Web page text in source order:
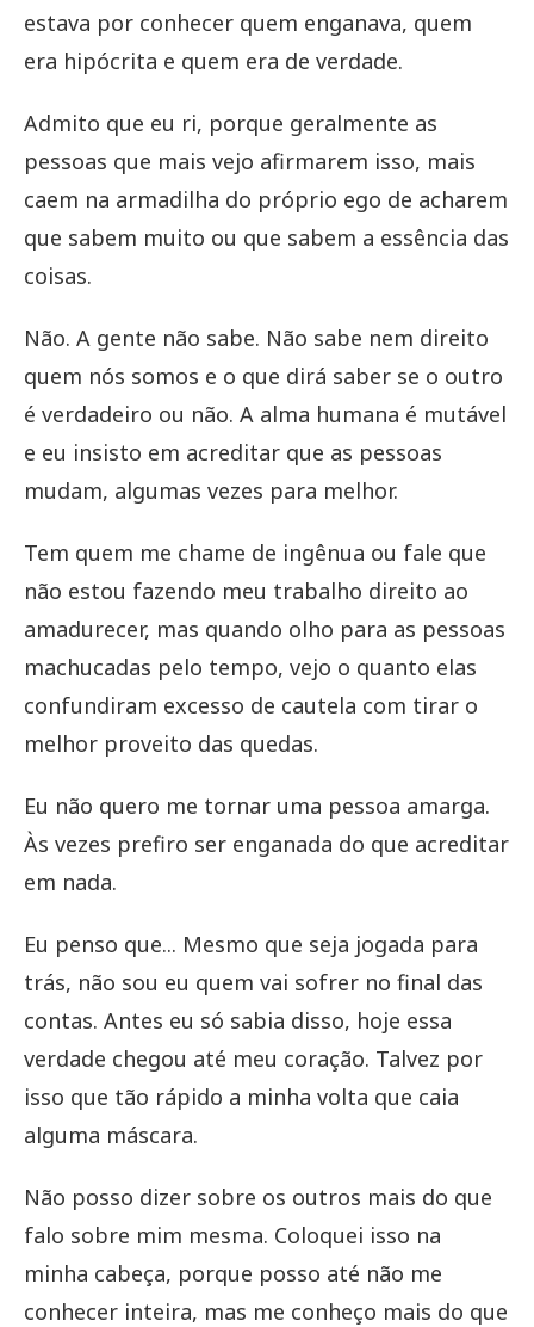
estava por conhecer quem enganava, quem
era hipócrita e quem era de verdade.
Admito que eu ri, porque geralmente as
pessoas que mais vejo afirmarem isso, mais
caem na armadilha do próprio ego de acharem
que sabem muito ou que sabem a essência das
coisas.
Não. A gente não sabe. Não sabe nem direito
quem nós somos e o que dirá saber se o outro
é verdadeiro ou não. A alma humana é mutável
e eu insisto em acreditar que as pessoas
mudam, algumas vezes para melhor.
Tem quem me chame de ingênua ou fale que
não estou fazendo meu trabalho direito ao
amadurecer, mas quando olho para as pessoas
machucadas pelo tempo, vejo o quanto elas
confundiram excesso de cautela com tirar o
melhor proveito das quedas.
Eu não quero me tornar uma pessoa amarga.
Às vezes prefiro ser enganada do que acreditar
em nada.
Eu penso que... Mesmo que seja jogada para
trás, não sou eu quem vai sofrer no final das
contas. Antes eu só sabia disso, hoje essa
verdade chegou até meu coração. Talvez por
isso que tão rápido a minha volta que caia
alguma máscara.
Não posso dizer sobre os outros mais do que
falo sobre mim mesma. Coloquei isso na
minha cabeça, porque posso até não me
conhecer inteira, mas me conheço mais do que